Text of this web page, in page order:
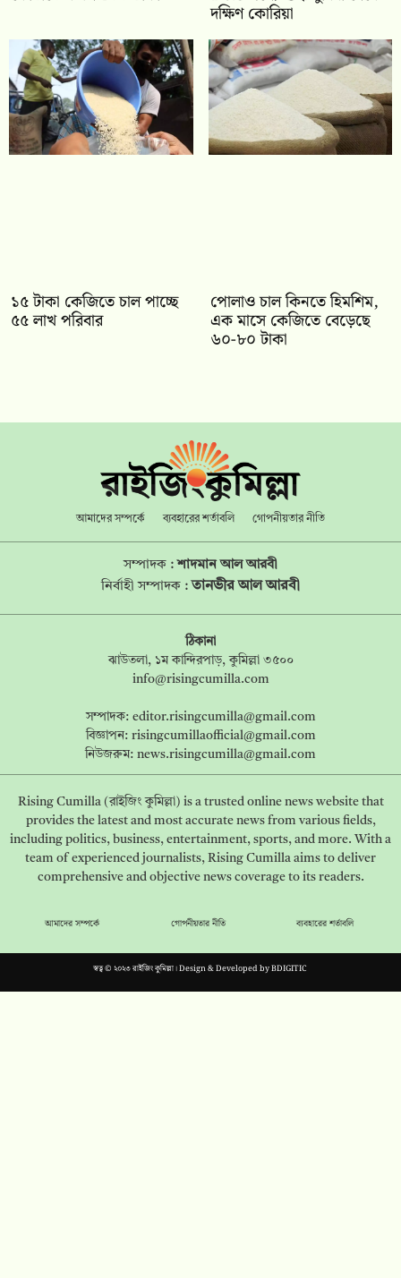
দক্ষিণ কোরিয়া
১৫ টাকা কেজিতে চাল পাচ্ছে
৫৫ লাখ পরিবার
পোলাও চাল কিনতে হিমশিম,
এক মাসে কেজিতে বেড়েছে
৬০-৮০ টাকা
আমাদের সম্পর্কে ব্যবহারের শর্তাবলি গোপনীয়তার নীতি
সম্পাদক :শাদমান আল আরবী
নির্বাহী সম্পাদক : তানভীর আল আরবী
ঠিকানা
ঝাউতলা, ১ম কান্দিরপাড়, কুমিল্লা ৩৫০০
info@risingcumilla.com
সম্পাদক: editor.risingcumilla@gmail.com
বিজ্ঞাপন: risingcumillaofficial@gmail.com
নিউজরুম: news.risingcumilla@gmail.com
Rising Cumilla (রাইজিং কুমিল্লা) is a trusted online news website that
provides the latest and most accurate news from various fields,
including politics, business, entertainment, sports, and more. With a
team of experienced journalists, Rising Cumilla aims to deliver
comprehensive and objective news coverage to its readers.
আমাদের সম্পর্কে গোপনীয়তার নীতি ব্যবহারের শর্তাবলি
স্বত্ব © ২০২৩ রাইজিং কুমিল্লা। Design & Developed byBDIGITIC